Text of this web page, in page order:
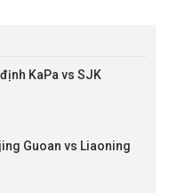
KaPa vs SJK
Guoan vs Liaoning